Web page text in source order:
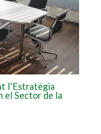
l’Estratègia
el Sector de la